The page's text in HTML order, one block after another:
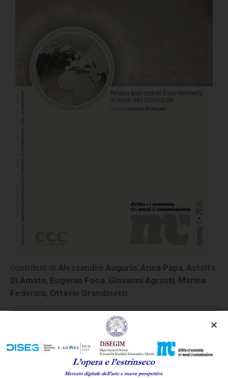
contributi di Alessandro Augurio, Anna Papa, Astolfo
Di Amato, Eugenio Foco, Giovanni Agrusti, Marina
Federico, Ottavio Grandinetti
Acquista la rivista in edizione digitale (PDF) o
cartacea​​
Sommario